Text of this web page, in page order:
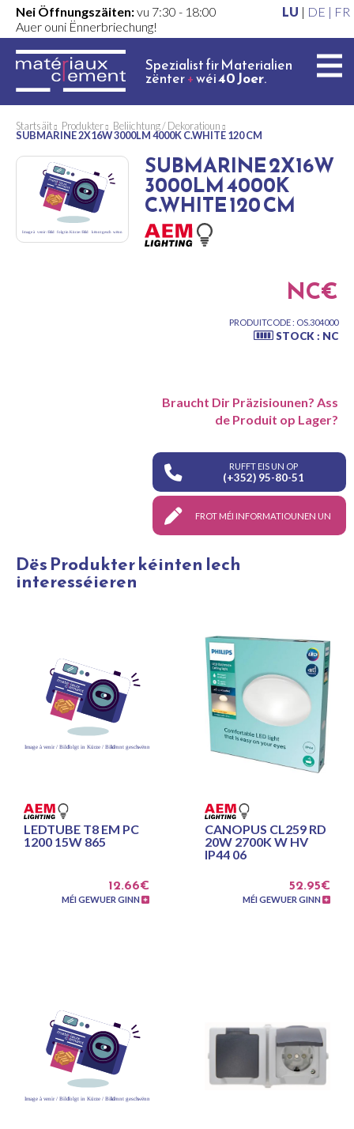
Nei Öffnungszäiten:vu 7:30 - 18:00
Auer ouni Ënnerbriechung!
LU | DE | FR
Spezialist fir Materialien
zënter+wéi40 Joer.
Startsäit Produkter Beliichtung / Dekoratioun
SUBMARINE 2X16W 3000LM 4000K C.WHITE 120 CM
SUBMARINE 2X16W
3000LM 4000K
C.WHITE 120 CM
NC€
PRODUITCODE : OS.304000
STOCK : NC
Braucht Dir Präzisiounen? Ass
de Produit op Lager?
RUFFT EIS UN OP
(+352) 95-80-51
FROT MÉI INFORMATIOUNEN UN
Dës Produkter kéinten Iech
interesséieren
LEDTUBE T8 EM PC
1200 15W 865
12.66€
MÉI GEWUER GINN
CANOPUS CL259 RD
20W 2700K W HV
IP44 06
52.95€
MÉI GEWUER GINN